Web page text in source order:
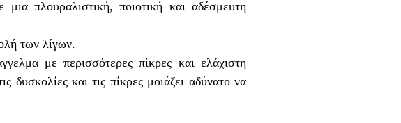
πλουραλιστική, ποιοτική και αδέσμευτη
των λίγων.
με περισσότερες πίκρες και ελάχιστη
και τις πίκρες μοιάζει αδύνατο να